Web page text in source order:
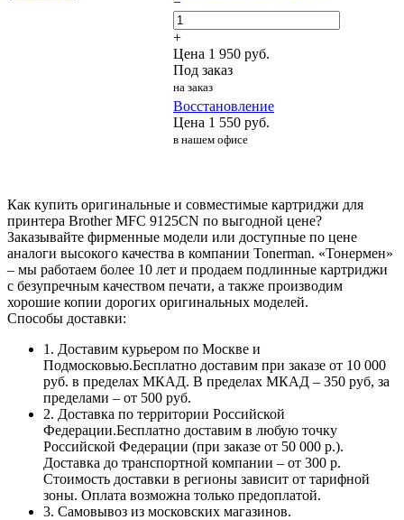
+
Цена 1 950 руб.
Под заказ
на заказ
Восстановление
Цена 1 550 руб.
в нашем офисе
Как купить оригинальные и совместимые картриджи для
принтера Brother MFC 9125CN по выгодной цене?
Заказывайте фирменные модели или доступные по цене
аналоги высокого качества в компании Tonerman. «Тонермен»
– мы работаем более 10 лет и продаем подлинные картриджи
с безупречным качеством печати, а также производим
хорошие копии дорогих оригинальных моделей.
Способы доставки:
1. Доставим курьером по Москве и
Подмосковью.Бесплатно доставим при заказе от 10 000
руб. в пределах МКАД. В пределах МКАД – 350 руб, за
пределами – от 500 руб.
2. Доставка по территории Российской
Федерации.Бесплатно доставим в любую точку
Российской Федерации (при заказе от 50 000 р.).
Доставка до транспортной компании – от 300 р.
Стоимость доставки в регионы зависит от тарифной
зоны. Оплата возможна только предоплатой.
3. Самовывоз из московских магазинов.